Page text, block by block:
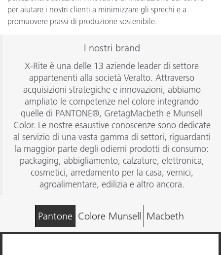
per aiutare i nostri clienti a minimizzare gli sprechi e a
promuovere prassi di produzione sostenibile.
I nostri brand
X-Rite è una delle 13 aziende leader di settore
appartenenti alla società Veralto. Attraverso
acquisizioni strategiche e innovazioni, abbiamo
ampliato le competenze nel colore integrando
quelle di PANTONE®, GretagMacbeth e Munsell
Color. Le nostre esaustive conoscenze sono dedicate
al servizio di una vasta gamma di settori, riguardanti
la maggior parte degli odierni prodotti di consumo:
packaging, abbigliamento, calzature, elettronica,
cosmetici, arredamento per la casa, vernici,
agroalimentare, edilizia e altro ancora.
Pantone Colore Munsell Macbeth